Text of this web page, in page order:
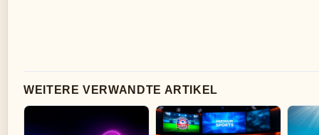
WEITERE VERWANDTE ARTIKEL